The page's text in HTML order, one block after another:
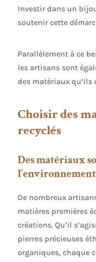
Investir dans un
soutenir cette
Parallèlement à ce
les artisans sont
des matériaux qu’ils
Choisir des
recyclés
Des matériaux
l’environnement
De nombreux
matières premières
créations. Qu’il
pierres précieuses
organiques, chaque